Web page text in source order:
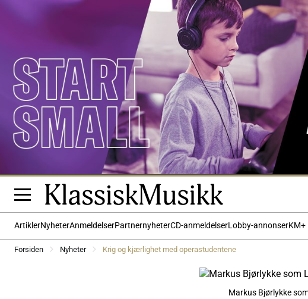
ArtiklerNyheterAnmeldelserPartnernyheterCD-anmeldelserLobby-annonserKM+
Forsiden Nyheter Krig og kjærlighet med operastudentene
Markus Bjørlykke